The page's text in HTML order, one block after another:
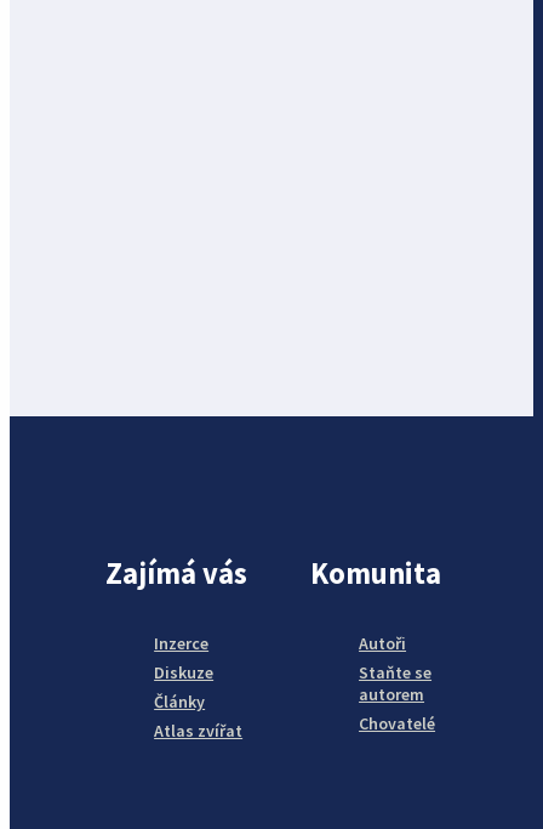
Zajímá vás
Inzerce
Diskuze
Články
Atlas zvířat
Komunita
Autoři
Staňte se
autorem
Chovatelé